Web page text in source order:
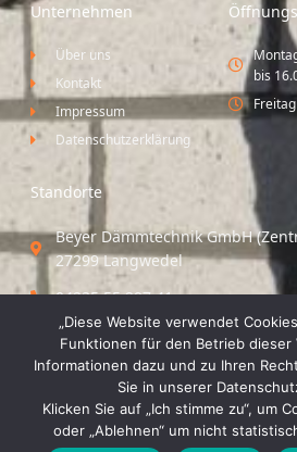
Unternehmen
Über uns
Kontakt
Impressum
Datenschutzerklärung
bis
Standorte
Beyer Dämmtechnik GmbH
27299 Langwedel
04235 55 297 41
Standort Vechta / Minden:
Vechta
04441 8 89 93 40
„Diese Website verwendet
Funktionen für den Betrieb dieser
Informationen dazu und zu Ihren
Sie in unserer
Klicken Sie auf „Ich stimme zu“, um
oder „Ablehnen“ um nicht